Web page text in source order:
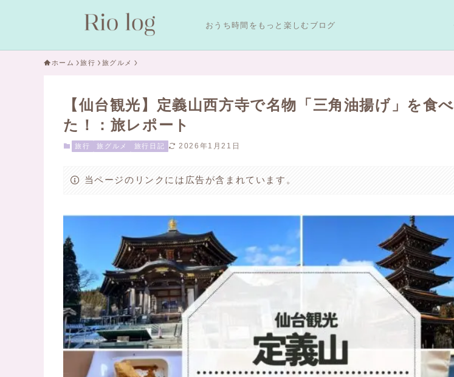
おうち時間をもっと楽しむブログ
ホーム 旅行 旅グルメ
【仙台観光】定義山西方寺で名物「三角油揚げ」を食
た！：旅レポート
旅行 旅グルメ 旅行日記 2026年1月21日
当ページのリンクには広告が含まれています。